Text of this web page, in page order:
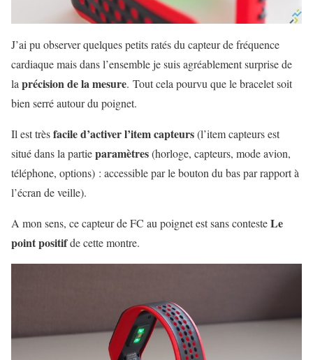
J’ai pu observer quelques petits ratés du capteur de fréquence
cardiaque mais dans l’ensemble je suis agréablement surprise de
la précision de la mesure. Tout cela pourvu que le bracelet soit
bien serré autour du poignet.
Il est trèsfacile d’activer l’item capteurs(l’item capteurs est
situé dans la partieparamètres(horloge, capteurs, mode avion,
téléphone, options) : accessible par le bouton du bas par rapport à
l’écran de veille).
A mon sens, ce capteur de FC au poignet est sans contesteLe
point positifde cette montre.